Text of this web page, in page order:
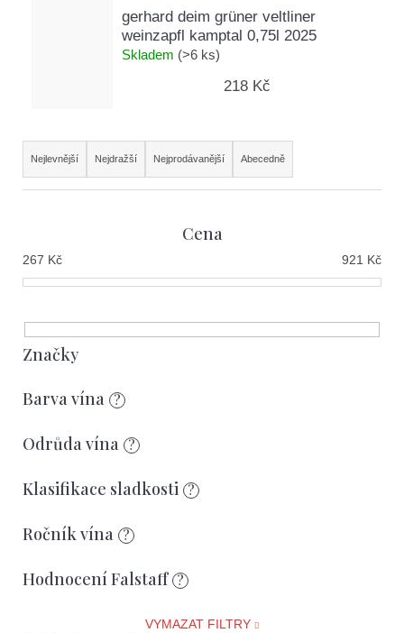
gerhard deim grüner veltliner
weinzapfl kamptal 0,75l 2025
Skladem (>6 ks)
218 Kč
Ř
a
n
p
r
o
u
k
ů
Nejlevnější Nejdražší Nejprodávanější Abecedně
Cena
267 Kč 921 Kč
Značky
Barva vína ?
Odrůda vína ?
Klasifikace sladkosti ?
Ročník vína ?
Hodnocení Falstaff ?
VYMAZAT FILTRY